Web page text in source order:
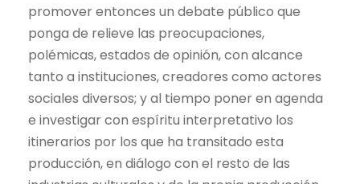
promover entonces un debate público que
ponga de relieve las preocupaciones,
polémicas, estados de opinión, con alcance
tanto a instituciones, creadores como actores
sociales diversos; y al tiempo poner en agenda
e investigar con espíritu interpretativo los
itinerarios por los que ha transitado esta
producción, en diálogo con el resto de las